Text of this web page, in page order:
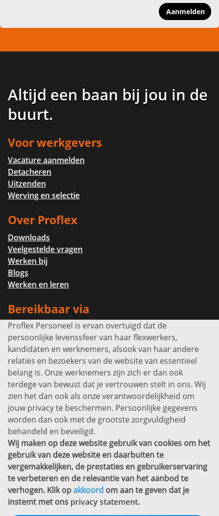
Aanmelden
Altijd een baan bij jou in de
buurt.
Voor werkgevers
Vacature aanmelden
Detacheren
Uitzenden
Werving en selectie
Over Proflex
Downloads
Veelgestelde vragen
Werken bij
Blogs
Werken en leren
Bereikbaar via
Info@proflexpersoneel.nl
Bel ons:+31 (0)85 0450040
Prins Willem-Alexanderlaan 301
7311 SW Apeldoorn
Disclaimer
Privacyverklaring
Sitemap
Copyright
Bekijk ook eens
Proflex Personeel is ervan overtuigd dat de
persoonlijke levenssfeer van haar flexwerkers,
kandidaten en werknemers, alsook van haar andere
relaties en bezoekers van de website van essentieel
belang is. Onze werknemers zijn zich er dan ook
terdege van bewust dat je vertrouwen stelt in ons. Wij
zien het dan ook als onze verantwoordelijkheid om
jouw privacy te beschermen. Persoonlijke gegevens
worden dan ook met de grootste zorgvuldigheid
behandeld en beveiligd.
Wij maken op deze website gebruik van cookies om het
gebruik van deze website en daarbuiten te
vergemakkelijken, de prestaties en gebruikerservaring
te verbeteren en de relevantie van het aanbod te
verhogen. Klik opakkoord om aan te geven dat je
instemt met ons privacy statement.